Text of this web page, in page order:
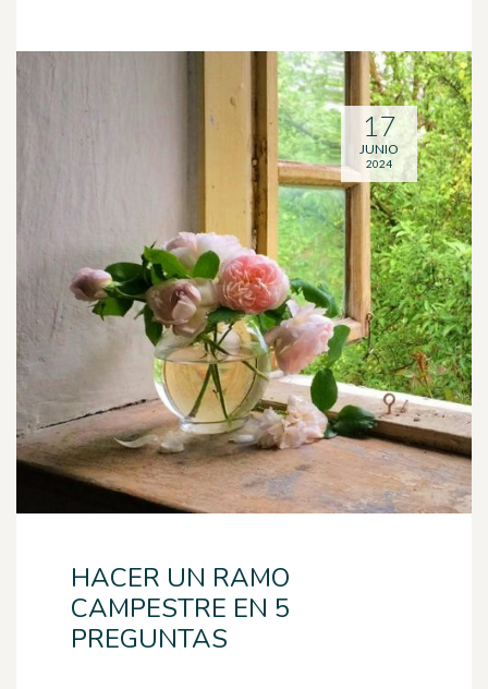
HACER UN RAMO
CAMPESTRE EN 5
PREGUNTAS
17
JUNIO
2024